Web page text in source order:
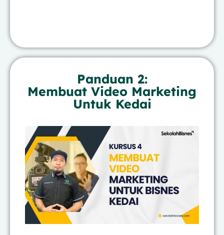
Panduan 2:
Membuat Video Marketing
Untuk Kedai